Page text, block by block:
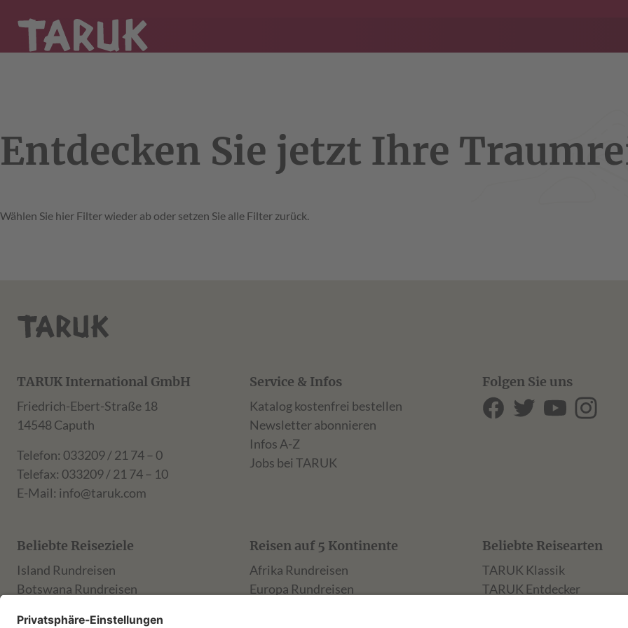
Entdecken Sie jetzt Ihre
Wählen Sie hier Filter wieder ab oder setzen Sie alle Filter zurück.
TARUK International GmbH
Friedrich-Ebert-Straße 18
14548 Caputh
Telefon: 033209 / 21 74 – 0
Telefax: 033209 / 21 74 – 10
E-Mail: info@taruk.com
Service & Infos
Katalog kostenfrei bestellen
Newsletter abonnieren
Infos A-Z
Jobs bei TARUK
Folgen Sie uns
Beliebte Reiseziele
Island Rundreisen
Botswana Rundreisen
Reisen auf 5 Kontinente
Afrika Rundreisen
Europa Rundreisen
Beliebte Reisearten
TARUK Klassik
TARUK Entdecker